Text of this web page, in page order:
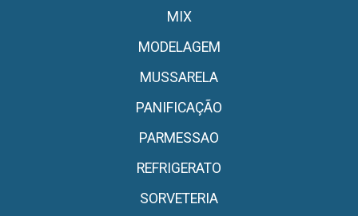
MIX
MODELAGEM
MUSSARELA
PANIFICAÇÃO
PARMESSAO
REFRIGERATO
SORVETERIA